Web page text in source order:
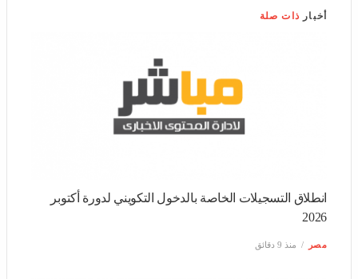
انطلاق التسجيلات الخاصة بالدخول التكويني لدورة أكتوبر 2026